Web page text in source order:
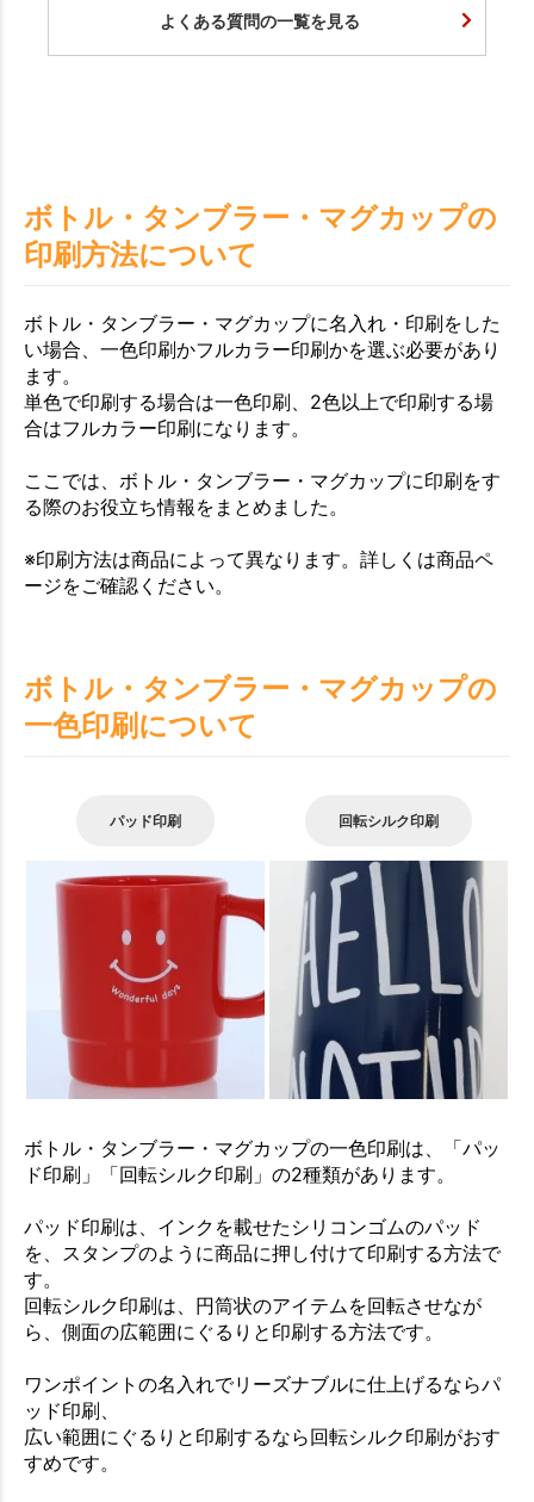
お買い物を続ける カートへ進む
よくある質問の一覧を見る
ボトル・タンブラー・マグカップの
印刷方法について
ボトル・タンブラー・マグカップに名入れ・印刷をした
い場合、一色印刷かフルカラー印刷かを選ぶ必要があり
ます。
単色で印刷する場合は一色印刷、2色以上で印刷する場
合はフルカラー印刷になります。
ここでは、ボトル・タンブラー・マグカップに印刷をす
る際のお役立ち情報をまとめました。
※印刷方法は商品によって異なります。詳しくは商品ペ
ージをご確認ください。
ボトル・タンブラー・マグカップの
一色印刷について
パッド印刷 回転シルク印刷
ボトル・タンブラー・マグカップの一色印刷は、「パッ
ド印刷」「回転シルク印刷」の2種類があります。
パッド印刷は、インクを載せたシリコンゴムのパッド
を、スタンプのように商品に押し付けて印刷する方法で
す。
回転シルク印刷は、円筒状のアイテムを回転させなが
ら、側面の広範囲にぐるりと印刷する方法です。
ワンポイントの名入れでリーズナブルに仕上げるならパ
ッド印刷、
広い範囲にぐるりと印刷するなら回転シルク印刷がおす
すめです。